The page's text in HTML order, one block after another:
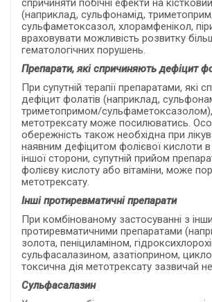
спричиняти побічні ефекти на
(наприклад, сульфонамід,
сульфаметоксазол, хлорамфенікол,
враховувати можливість розвитку
гематологічних порушень.
Препарати, які спричиняють дефіцит
При супутній терапії препаратами, які
дефіцит фолатів (наприклад,
триметопримом/сульфаметоксазолом),
метотрексату може посилюватись.
обережність також необхідна при
наявним дефіцитом фолієвої кислоти в
іншої сторони, супутній прийом
фолієву кислоту або вітаміни, може
метотрексату.
Інші протиревматичні препарати
При комбінованому застосуванні з
протиревматичними препаратами
золота, пеніциламіном,
сульфасалазином, азатіоприном,
токсична дія метотрексату зазвичай
Сульфасалазин